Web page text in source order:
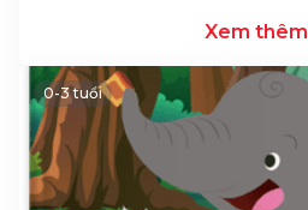
Xem thêm
0-3 tuổi